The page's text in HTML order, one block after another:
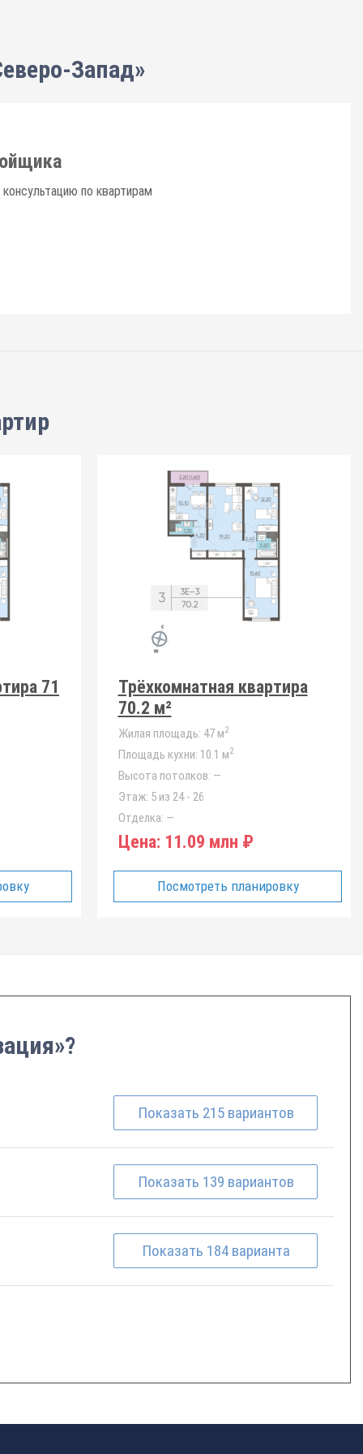
Запад»
по квартирам
71
Трёхкомнатная квартира
70.2 м²
Жилая площадь: 47 м2
Площадь кухни: 10.1 м2
Высота потолков: —
Этаж: 5 из 24 - 26
Отделка: —
Цена: 11.09 млн ₽
Посмотреть планировку
Показать 215 вариантов
Показать 139 вариантов
Показать 184 варианта